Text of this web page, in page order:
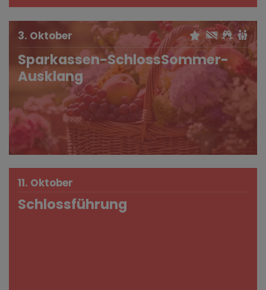
3. Oktober
Sparkassen-SchlossSommer-
Ausklang
11. Oktober
Schlossführung